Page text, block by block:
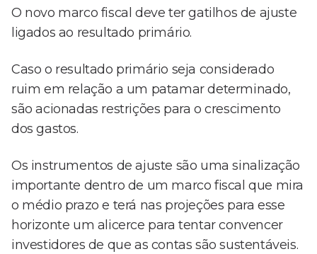
O novo marco fiscal deve ter gatilhos de ajuste
ligados ao resultado primário.
Caso o resultado primário seja considerado
ruim em relação a um patamar determinado,
são acionadas restrições para o crescimento
dos gastos.
Os instrumentos de ajuste são uma sinalização
importante dentro de um marco fiscal que mira
o médio prazo e terá nas projeções para esse
horizonte um alicerce para tentar convencer
investidores de que as contas são sustentáveis.